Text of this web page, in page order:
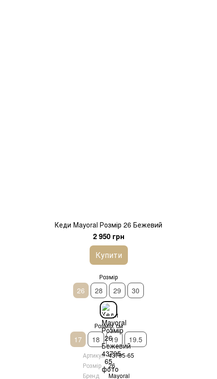
Кеди Mayoral Розмір 26 Бежевий
2 950 грн
Купити
Розмір
26 28 29 30
Розмір, см
17 18 19 19.5
Артикул 43795-65
Розмір
26
Бренд
Mayoral